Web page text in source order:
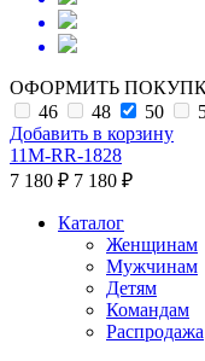
ОФОРМИТЬ
46
48 50
Добавить в корзину
11M-RR-1828
7 180 ₽ 7 180 ₽
Каталог
Женщинам
Мужчинам
Детям
Командам
Распродажа